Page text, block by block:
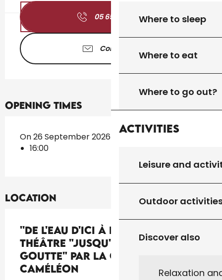
Where to sleep
Where to eat
Where to go out?
Activities
Leisure and
Outdoor
Discover also
Relaxation
05 65 41 30 ▒▒
Contact us
Opening times
On 26 September 2026
16:00
Location
''De l'eau d'ici à l'eau de là'' :
théâtre "Jusqu'à la dernière
goutte" par la Cie Les voix du
caméléon